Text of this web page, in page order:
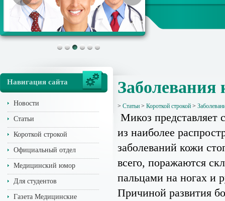
Навигация сайта
Новости
Статьи
Короткой строкой
Официальный отдел
Медицинский юмор
Для студентов
Газета Медицинские
> Статьи > Короткой строкой >
Микоз представляет
из наиболее
заболеваний кожи
всего, поражаются
пальцами на ногах и
Причиной развития